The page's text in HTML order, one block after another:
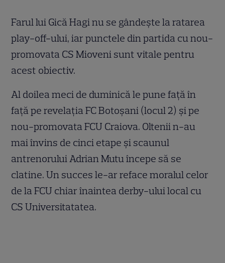
Farul lui Gică Hagi nu se gândeşte la ratarea
play-off-ului, iar punctele din partida cu nou-
promovata CS Mioveni sunt vitale pentru
acest obiectiv.
Al doilea meci de duminică le pune faţă în
faţă pe revelaţia FC Botoşani (locul 2) şi pe
nou-promovata FCU Craiova. Oltenii n-au
mai învins de cinci etape şi scaunul
antrenorului Adrian Mutu începe să se
clatine. Un succes le-ar reface moralul celor
de la FCU chiar înaintea derby-ului local cu
CS Universitatatea.